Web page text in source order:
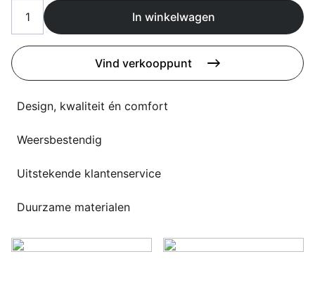
Deals
Flagship stores
Contact
3D modellen
Support
Nieuws
Events
Werken bij
In winkelwagen
Vind verkooppunt
Design, kwaliteit én comfort
Weersbestendig
Uitstekende klantenservice
Duurzame materialen